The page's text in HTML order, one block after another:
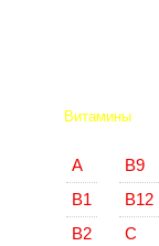
Витамины
А
В1
В2
В9
В12
С